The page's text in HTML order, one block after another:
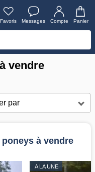
Favoris Messages Compte Panier
vendre
à vendre
A LA UNE